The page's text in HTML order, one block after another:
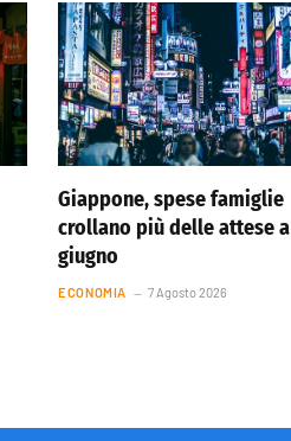
Giappone, spese famiglie
crollano più delle attese a
giugno
ECONOMIA 7 Agosto 2026